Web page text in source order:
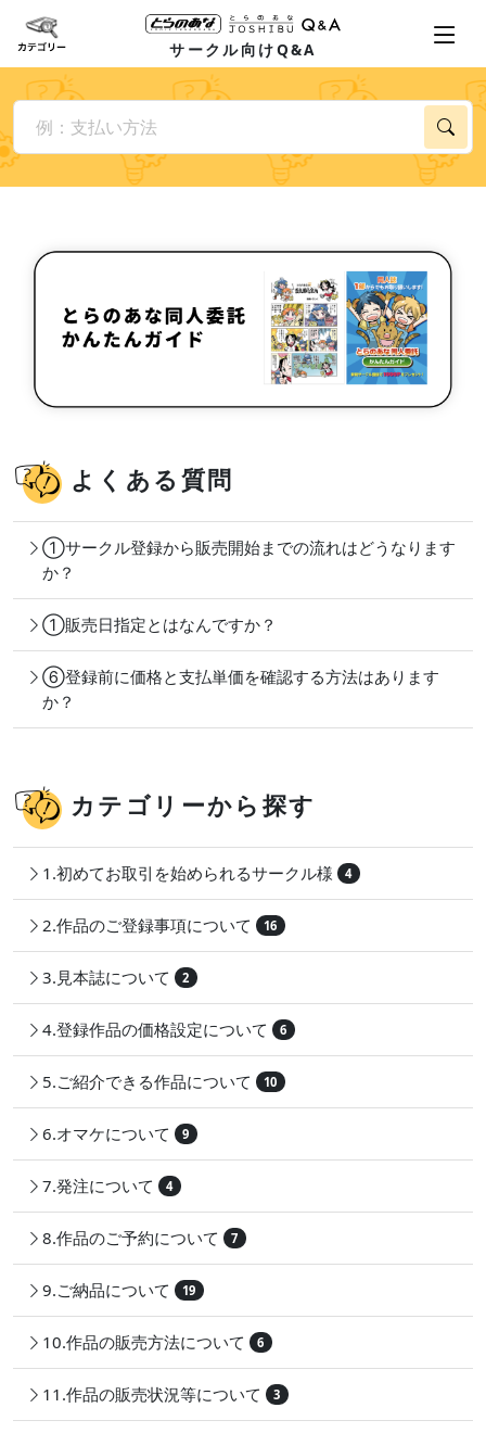
サークル向けQ&A
よくある質問
①サークル登録から販売開始までの流れはどうなります
か？
①販売日指定とはなんですか？
⑥登録前に価格と支払単価を確認する方法はあります
か？
カテゴリーから探す
1.初めてお取引を始められるサークル様 4
2.作品のご登録事項について 16
3.見本誌について 2
4.登録作品の価格設定について 6
5.ご紹介できる作品について 10
6.オマケについて 9
7.発注について 4
8.作品のご予約について 7
9.ご納品について 19
10.作品の販売方法について 6
11.作品の販売状況等について 3